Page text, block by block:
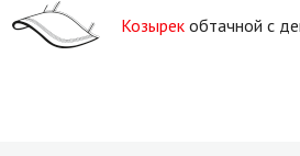
Козырек обтачной с